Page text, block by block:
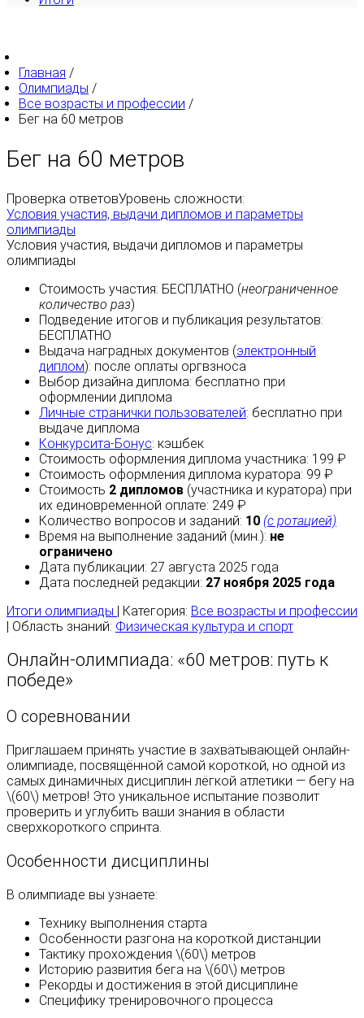
Главная /
Олимпиады /
Все возрасты и профессии /
Бег на 60 метров
Бег на 60 метров
Проверка ответовУровень сложности:
Условия участия, выдачи дипломов и параметры
олимпиады
Условия участия, выдачи дипломов и параметры
олимпиады
Стоимость участия: БЕСПЛАТНО (неограниченное
количество раз)
Подведение итогов и публикация результатов:
БЕСПЛАТНО
Выдача наградных документов (электронный
диплом): после оплаты оргвзноса
Выбор дизайна диплома: бесплатно при
оформлении диплома
Личные странички пользователей: бесплатно при
выдаче диплома
Конкурсита-Бонус: кэшбек
Стоимость оформления диплома участника: 199 ₽
Стоимость оформления диплома куратора: 99 ₽
Стоимость 2 дипломов (участника и куратора) при
их единовременной оплате: 249 ₽
Количество вопросов и заданий: 10 (с ротацией)
Время на выполнение заданий (мин.): не
ограничено
Дата публикации: 27 августа 2025 года
Дата последней редакции: 27 ноября 2025 года
Итоги олимпиады
| Категория: Все возрасты и профессии
| Область знаний: Физическая культура и спорт
Онлайн-олимпиада: «60 метров: путь к
победе»
О соревновании
Приглашаем принять участие в захватывающей онлайн-
олимпиаде, посвящённой самой короткой, но одной из
самых динамичных дисциплин лёгкой атлетики — бегу на
\(60\) метров! Это уникальное испытание позволит
проверить и углубить ваши знания в области
сверхкороткого спринта.
Особенности дисциплины
В олимпиаде вы узнаете:
Технику выполнения старта
Особенности разгона на короткой дистанции
Тактику прохождения \(60\) метров
Историю развития бега на \(60\) метров
Рекорды и достижения в этой дисциплине
Специфику тренировочного процесса